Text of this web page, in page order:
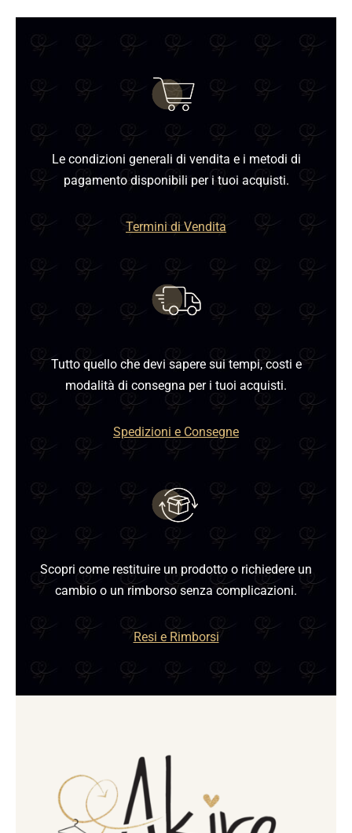
Le condizioni generali di vendita e i metodi di
pagamento disponibili per i tuoi acquisti.
Termini di Vendita
Tutto quello che devi sapere sui tempi, costi e
modalità di consegna per i tuoi acquisti.
Spedizioni e Consegne
Scopri come restituire un prodotto o richiedere un
cambio o un rimborso senza complicazioni.
Resi e Rimborsi